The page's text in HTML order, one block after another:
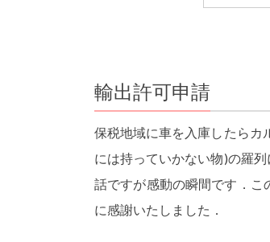
輸出許可申請
保税地域に車を入庫したらカ
には持っていかない物)の羅
話ですが感動の瞬間です．こ
に感謝いたしました．